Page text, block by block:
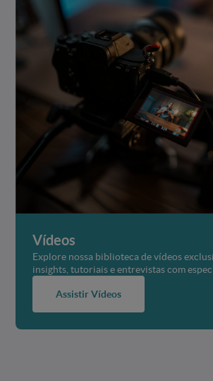
Vídeos
Explore nossa biblioteca de vídeos
insights, tutoriais e entrevistas com
Assistir Vídeos